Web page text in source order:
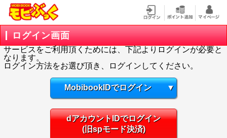
ログイン画面
サービスをご利用頂くためには、下記よりログインが必要と
なります。
ログイン方法をお選び頂き、ログインしてください。
MobibookIDでログイン ▼
dアカウントIDでログイン
(旧spモード決済)